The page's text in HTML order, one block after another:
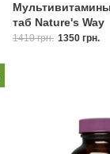
таб Nature's Way
1410 грн. 1350 грн.